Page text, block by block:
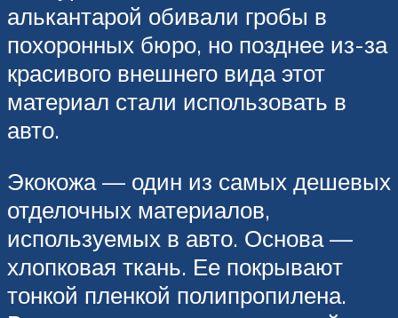
алькантарой обивали гробы в
похоронных бюро, но позднее из-за
красивого внешнего вида этот
материал стали использовать в
авто.
Экокожа — один из самых дешевых
отделочных материалов,
используемых в авто. Основа —
хлопковая ткань. Ее покрывают
тонкой пленкой полипропилена.